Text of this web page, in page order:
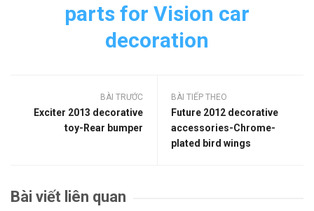
parts for Vision car
decoration
BÀI TRƯỚC
Exciter 2013 decorative
toy-Rear bumper
BÀI TIẾP THEO
Future 2012 decorative
accessories-Chrome-
plated bird wings
Bài viết liên quan